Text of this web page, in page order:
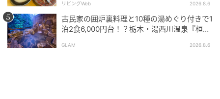
https://www.obusekurabu.com/shops/ginzaroof.php
公式Instagram：
https://www.instagram.com/kurabu_ginza2023
リビングWeb 2026.8.6
古民家の囲炉裏料理と10種の湯めぐり付きで1
泊2食6,000円台！？栃木・湯西川温泉『桓武
GLAM 2026.8.6